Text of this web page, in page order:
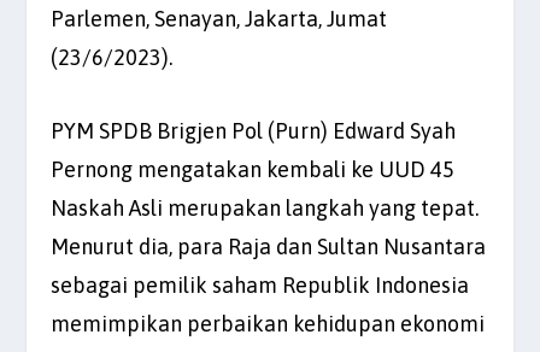
Parlemen, Senayan, Jakarta, Jumat
(23/6/2023).
PYM SPDB Brigjen Pol (Purn) Edward Syah
Pernong mengatakan kembali ke UUD 45
Naskah Asli merupakan langkah yang tepat.
Menurut dia, para Raja dan Sultan Nusantara
sebagai pemilik saham Republik Indonesia
memimpikan perbaikan kehidupan ekonomi